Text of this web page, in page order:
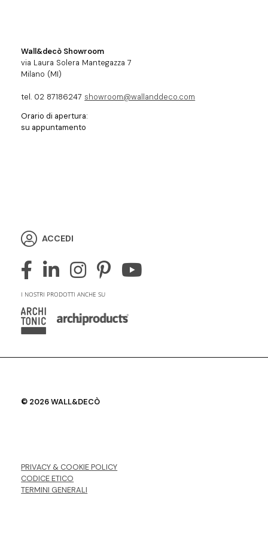
Wall&decò Showroom
via Laura Solera Mantegazza 7
Milano (MI)
tel. 02 87186247 showroom@wallanddeco.com
Orario di apertura:
su appuntamento
ACCEDI
I NOSTRI PRODOTTI ANCHE SU
© 2026 WALL&DECÒ
PRIVACY & COOKIE POLICY
CODICE ETICO
TERMINI GENERALI